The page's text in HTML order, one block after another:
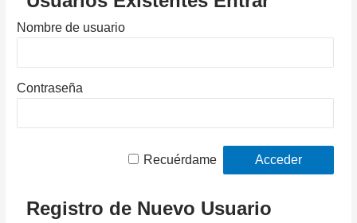
Nombre de usuario
Contraseña
Recuérdame
Registro de Nuevo Usuario